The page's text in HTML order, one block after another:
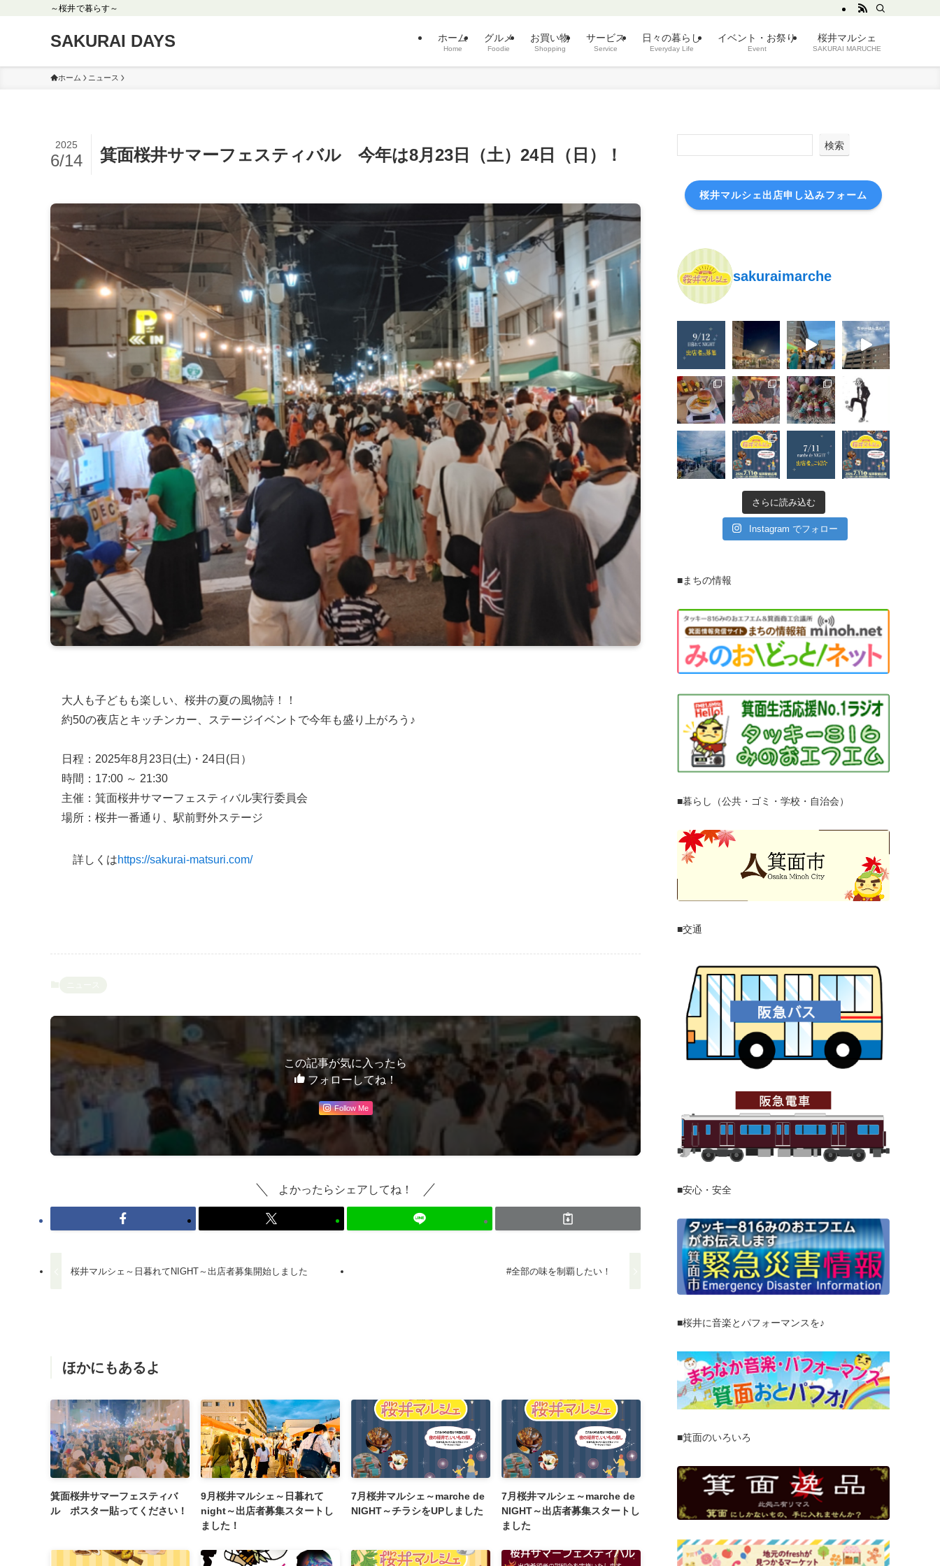
～桜井で暮らす～
SAKURAI DAYS ホーム
Home
グルメ
Foodie
お買い物
Shopping
サービス
Service
日々の暮らし
Everyday Life
イベント・お祭り
Event
桜井マルシェ
SAKURAI MARUCHE
ホーム ニュース
箕面桜井サマーフェスティバル 今年は8月23日（土）24日（日）！
2025
6/14
大人も子どもも楽しい、桜井の夏の風物詩！！
約50の夜店とキッチンカー、ステージイベントで今年も盛り上がろう♪
日程：2025年8月23日(土)・24日(日）
時間：17:00 ～ 21:30
主催：箕面桜井サマーフェスティバル実行委員会
場所：桜井一番通り、駅前野外ステージ
詳しくはhttps://sakurai-matsuri.com/
この記事が気に入ったら
フォローしてね！
Follow Me
よかったらシェアしてね！
桜井マルシェ～日暮れてNIGHT～出店者募集開始しました #全部の味を制覇したい！
ほかにもあるよ
箕面桜井サマーフェスティバ
ル ポスター貼ってください！
9月桜井マルシェ～日暮れて
night～出店者募集スタートし
ました！
7月桜井マルシェ～marche de
NIGHT～チラシをUPしました
7月桜井マルシェ～marche de
NIGHT～出店者募集スタートし
ました
検索
桜井マルシェ出店申し込みフォーム
sakuraimarche
さらに読み込む
Instagram でフォロー
■まちの情報
■暮らし（公共・ゴミ・学校・自治会）
■交通
■安心・安全
■桜井に音楽とパフォーマンスを♪
■箕面のいろいろ